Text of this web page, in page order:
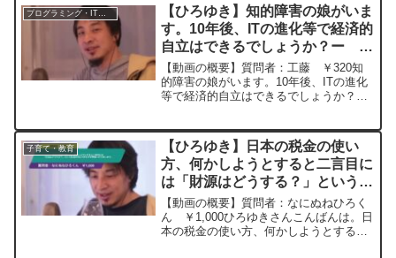
【ひろゆき】知的障害の娘がいま
す。10年後、ITの進化等で経済的
自立はできるでしょうか？ー ひ
ろゆき切り抜き 20240111
【動画の概要】質問者：工藤 ￥320知
的障害の娘がいます。10年後、ITの進化
等で経済的自立はできるでしょうか？元
ンを呑みながら。2024/01/11
J22 ...
子育て・教育
【ひろゆき】日本の税金の使い
方、何かしようとすると二言目に
は「財源はどうする？」という反
論が飛んできますが間違いだと思
います。ー ひろゆき切り抜き
20231028
【動画の概要】質問者：なにぬねひろく
ん ￥1,000ひろゆきさんこんばんは。日
本の税金の使い方、何かしようとすると